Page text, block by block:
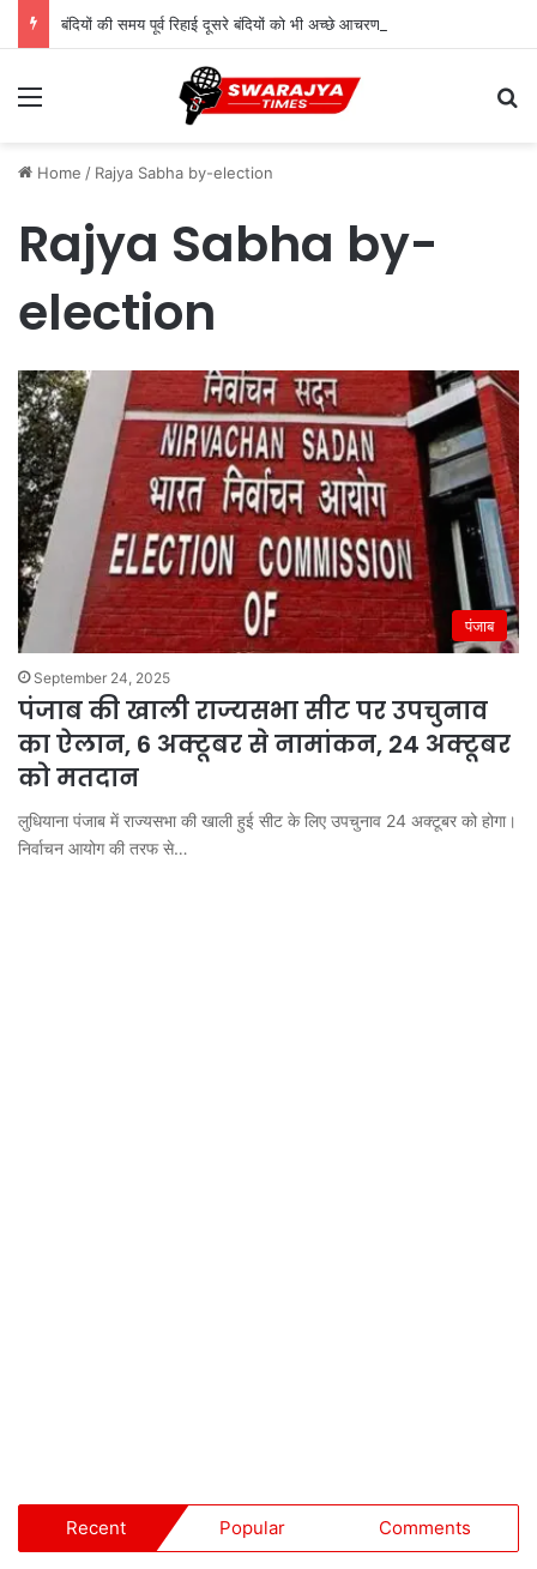
Menu
Home / Rajya Sabha by-election
Rajya Sabha by-
election
पंजाब
September 24, 2025
पंजाब की खाली राज्यसभा सीट पर उपचुनाव
का ऐलान, 6 अक्टूबर से नामांकन, 24 अक्टूबर
को मतदान
लुधियाना पंजाब में राज्यसभा की खाली हुई सीट के लिए उपचुनाव 24 अक्टूबर को होगा।
निर्वाचन आयोग की तरफ से…
Recent Popular Comments